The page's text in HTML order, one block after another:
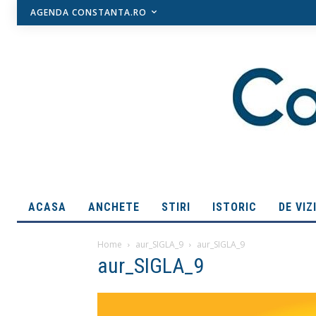
AGENDA CONSTANTA.RO
ACASA ANCHETE STIRI ISTORIC DE
Home aur_SIGLA_9 aur_SIGLA_9
aur_SIGLA_9